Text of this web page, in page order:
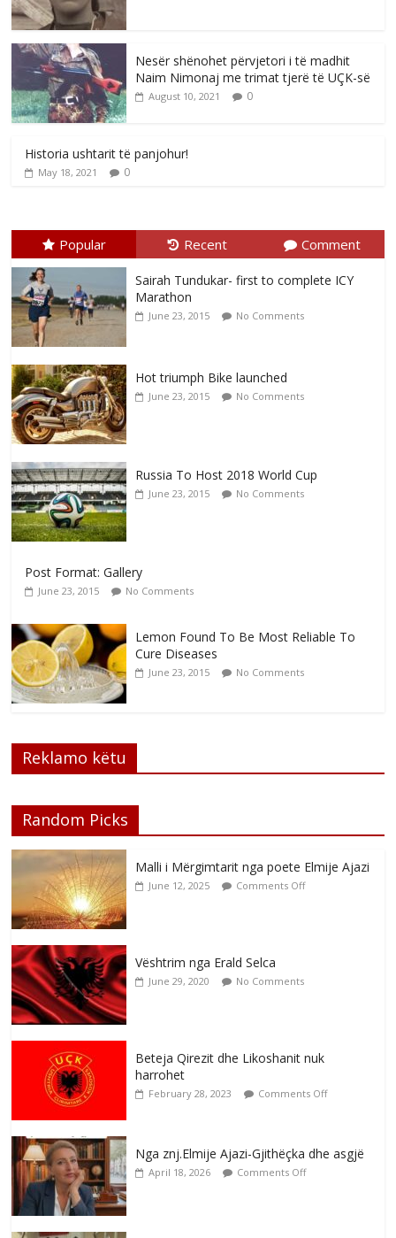
Nesër shënohet përvjetori i të madhit
Naim Nimonaj me trimat tjerë të UÇK-së
August 10, 2021 0
Historia ushtarit të panjohur!
May 18, 2021 0
Popular Recent Comment
Sairah Tundukar- first to complete ICY
Marathon
June 23, 2015 No Comments
Hot triumph Bike launched
June 23, 2015 No Comments
Russia To Host 2018 World Cup
June 23, 2015 No Comments
Post Format: Gallery
June 23, 2015 No Comments
Lemon Found To Be Most Reliable To
Cure Diseases
June 23, 2015 No Comments
Reklamo këtu
Random Picks
Malli i Mërgimtarit nga poete Elmije Ajazi
June 12, 2025 Comments Off
Vështrim nga Erald Selca
June 29, 2020 No Comments
Beteja Qirezit dhe Likoshanit nuk
harrohet
February 28, 2023 Comments Off
Nga znj.Elmije Ajazi-Gjithëçka dhe asgjë
April 18, 2026 Comments Off